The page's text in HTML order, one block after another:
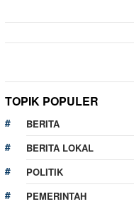
TOPIK POPULER
BERITA
BERITA LOKAL
POLITIK
PEMERINTAH